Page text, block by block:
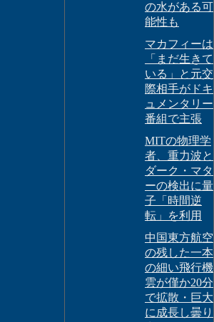
の水がある可
能性も
マカフィーは
「まだ生きて
いる」と元交
際相手がドキ
ュメンタリー
番組で主張
MITの物理学
者、重力波と
ダーク・マタ
ーの検出に量
子「時間逆
転」を利用
中国東方航空
の残した一本
の細い飛行機
雲が僅か20分
で拡散・巨大
に成長し曇り